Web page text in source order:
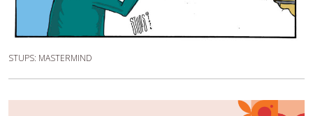
STUPS: MASTERMIND